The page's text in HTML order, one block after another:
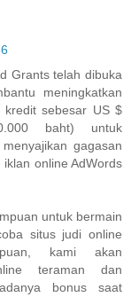
Grants telah dibuka
meningkatkan
kredit sebesar US $
baht) untuk
gagasan
online AdWords
untuk bermain
situs judi online
kami akan
teraman dan
bonus saat